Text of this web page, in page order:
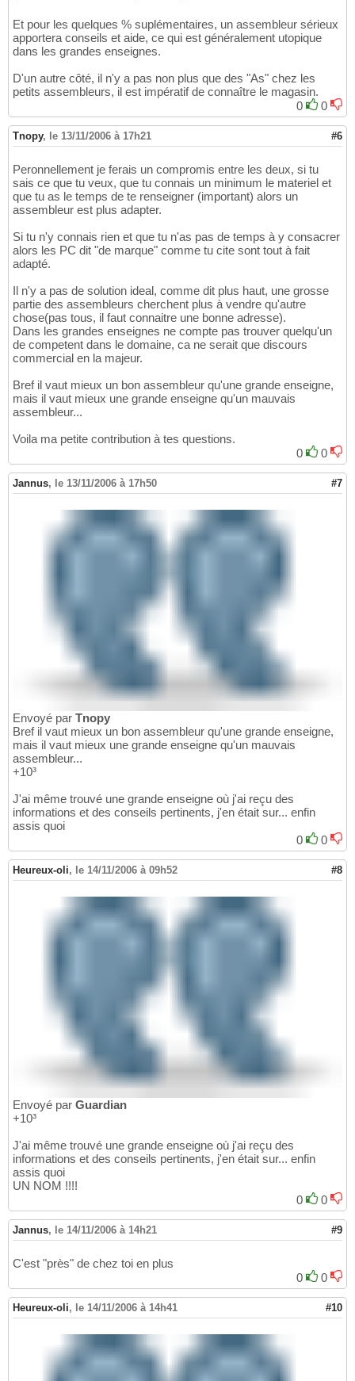
Et pour les quelques % suplémentaires, un assembleur sérieux
apportera conseils et aide, ce qui est généralement utopique
dans les grandes enseignes.
D'un autre côté, il n'y a pas non plus que des "As" chez les
petits assembleurs, il est impératif de connaître le magasin.
0
0
Tnopy, le 13/11/2006 à 17h21 #6
Peronnellement je ferais un compromis entre les deux, si tu
sais ce que tu veux, que tu connais un minimum le materiel et
que tu as le temps de te renseigner (important) alors un
assembleur est plus adapter.
Si tu n'y connais rien et que tu n'as pas de temps à y consacrer
alors les PC dit "de marque" comme tu cite sont tout à fait
adapté.
Il n'y a pas de solution ideal, comme dit plus haut, une grosse
partie des assembleurs cherchent plus à vendre qu'autre
chose(pas tous, il faut connaitre une bonne adresse).
Dans les grandes enseignes ne compte pas trouver quelqu'un
de competent dans le domaine, ca ne serait que discours
commercial en la majeur.
Bref il vaut mieux un bon assembleur qu'une grande enseigne,
mais il vaut mieux une grande enseigne qu'un mauvais
assembleur...
Voila ma petite contribution à tes questions.
0
0
Jannus, le 13/11/2006 à 17h50 #7
Envoyé par Tnopy
Bref il vaut mieux un bon assembleur qu'une grande enseigne,
mais il vaut mieux une grande enseigne qu'un mauvais
assembleur...
+10³
J'ai même trouvé une grande enseigne où j'ai reçu des
informations et des conseils pertinents, j'en était sur... enfin
assis quoi
0
0
Heureux-oli, le 14/11/2006 à 09h52 #8
Envoyé par Guardian
+10³
J'ai même trouvé une grande enseigne où j'ai reçu des
informations et des conseils pertinents, j'en était sur... enfin
assis quoi
UN NOM !!!!
0
0
Jannus, le 14/11/2006 à 14h21 #9
C'est "près" de chez toi en plus
0
0
Heureux-oli, le 14/11/2006 à 14h41 #10